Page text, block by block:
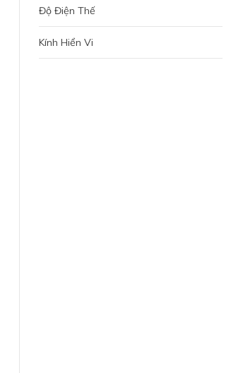
Độ Điện Thế
Kính Hiển Vi